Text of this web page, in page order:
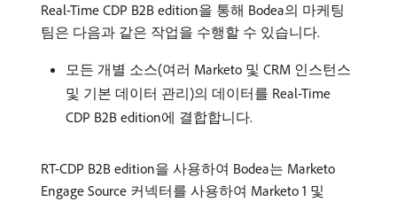
Real-Time CDP B2B edition을 통해 Bodea의 마케팅
팀은 다음과 같은 작업을 수행할 수 있습니다.
모든 개별 소스(여러 Marketo 및 CRM 인스턴스
및 기본 데이터 관리)의 데이터를 Real-Time
CDP B2B edition에 결합합니다.
RT-CDP B2B edition을 사용하여 Bodea는 Marketo
Engage Source 커넥터를 사용하여 Marketo 1 및